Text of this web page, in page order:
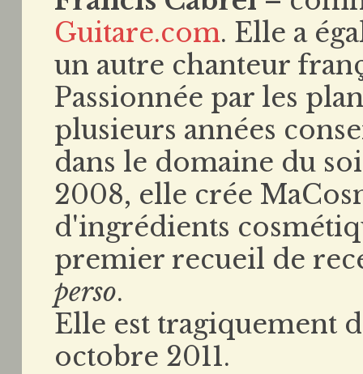
Guitare.com. Elle a
un autre chanteur
Passionnée par les
plusieurs années
dans le domaine du
2008, elle crée
d'ingrédients
premier recueil de
perso.
Elle est tragiquement
octobre 2011.